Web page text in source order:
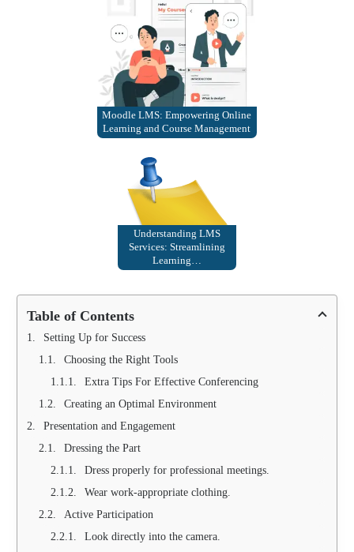
Moodle LMS: Empowering Online
Learning and Course Management
Understanding LMS
Services: Streamlining
Learning…
Table of Contents
Setting Up for Success
Choosing the Right Tools
Extra Tips For Effective Conferencing
Creating an Optimal Environment
Presentation and Engagement
Dressing the Part
Dress properly for professional meetings.
Wear work-appropriate clothing.
Active Participation
Look directly into the camera.